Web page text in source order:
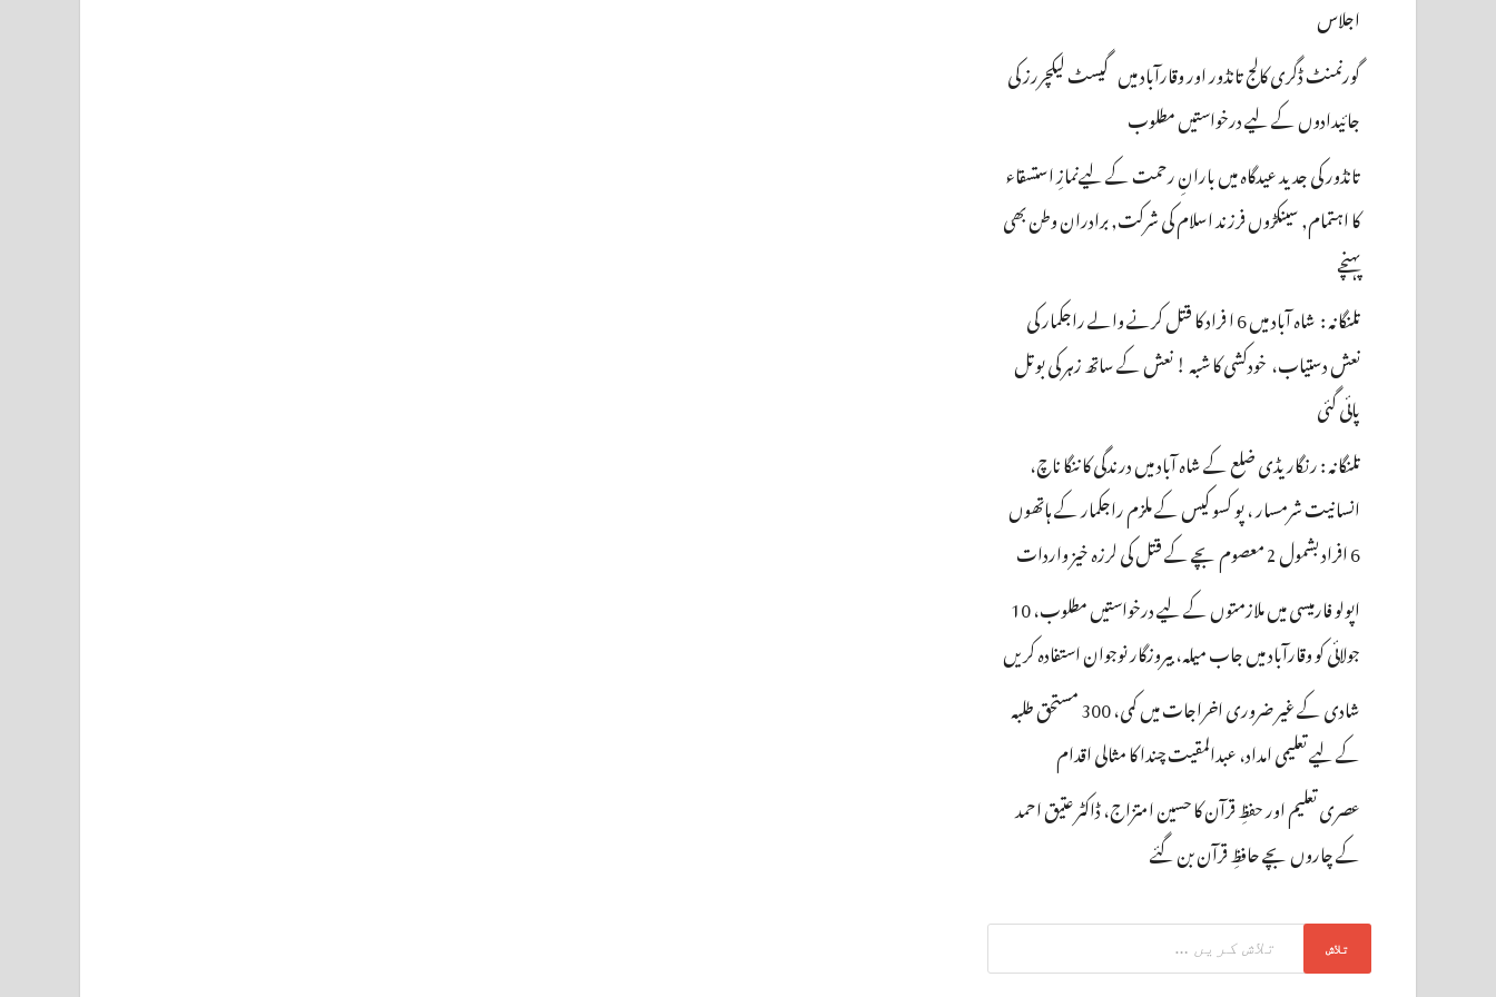
اجلاس
گورنمنٹ ڈگری کالج تانڈور اور وقارآباد میں گیسٹ لیکچررز کی
جائیدادوں کے لیے درخواستیں مطلوب
تانڈور کی جدید عیدگاہ میں بارانِ رحمت کے لیےنمازِ استسقاء
کا اہتمام, سینکڑوں فرزند اسلام کی شرکت, برادران وطن بھی
پہنچے
تلنگانہ : شاہ آباد میں 6 ا فراد کا قتل کرنے والے راجکمار کی
نعش دستیاب، خودکشی کا شبہ ! نعش کے ساتھ زہر کی بوتل
پائی گئی
تلنگانہ : رنگاریڈی ضلع کے شاہ آباد میں درندگی کا ننگا ناچ،
انسانیت شرمسار ، پو کسو کیس کے ملزم راجکمار کے ہاتھوں
6 افراد بشمول 2 معصوم بچے کے قتل کی لرزہ خیز واردات
اپولو فارمیسی میں ملازمتوں کے لیے درخواستیں مطلوب، 10
جولائی کو وقارآباد میں جاب میلہ، بیروزگار نوجوان استفادہ کریں
شادی کے غیر ضروری اخراجات میں کمی، 300 مستحق طلبہ
کے لیے تعلیمی امداد، عبدالمقیت چندا کا مثالی اقدام
عصری تعلیم اور حفظِ قرآن کا حسین امتزاج، ڈاکٹر عتیق احمد
کے چاروں بچے حافظِ قرآن بن گئے